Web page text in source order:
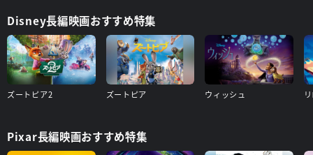
Disney長編映画おすすめ特集
ズートピア2 ズートピア ウィッシュ
Pixar長編映画おすすめ特集